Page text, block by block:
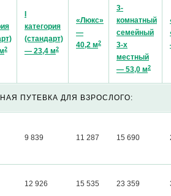
2
категория
(стандарт)
— 23,4 м2
«Люкс»
—
40,2 м2
3-
комнатный
семейный
3-х
местный
— 53,0 м2
ПУТЕВКА ДЛЯ ВЗРОСЛОГО:
9 839 11 287 15 690
12 926 15 535 23 359